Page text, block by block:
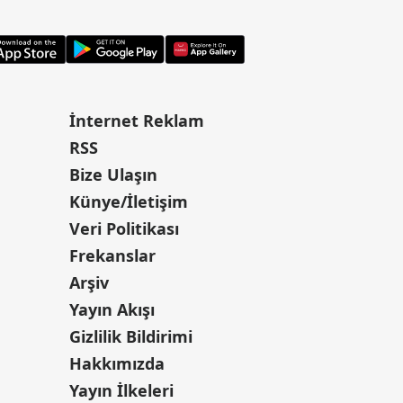
İnternet Reklam
RSS
Bize Ulaşın
Künye/İletişim
Veri Politikası
Frekanslar
Arşiv
Yayın Akışı
Gizlilik Bildirimi
Hakkımızda
Yayın İlkeleri